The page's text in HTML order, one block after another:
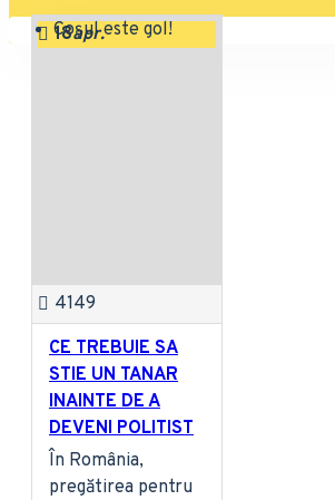
Coșul este gol!
18apr.
4149
CE TREBUIE SA
STIE UN TANAR
INAINTE DE A
DEVENI POLITIST
În România,
pregătirea pentru